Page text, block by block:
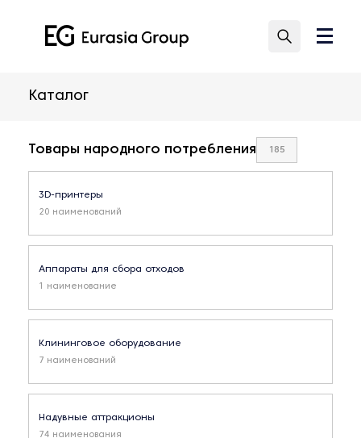
Каталог
Товары народного потребления 185
3D-принтеры
20 наименований
Аппараты для сбора отходов
1 наименование
Клининговое оборудование
7 наименований
Надувные аттракционы
74 наименования